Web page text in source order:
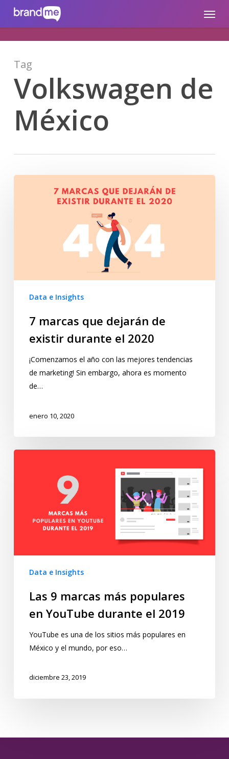
brandme.la Menu
Tag
Volkswagen de
México
Data e Insights
7 marcas que dejarán de
existir durante el 2020
¡Comenzamos el año con las mejores tendencias
de marketing! Sin embargo, ahora es momento
de…
enero 10, 2020
Data e Insights
Las 9 marcas más populares
en YouTube durante el 2019
YouTube es una de los sitios más populares en
México y el mundo, por eso…
diciembre 23, 2019